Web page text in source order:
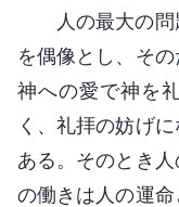
人の最大の
を偶像とし、そ
神への愛で神を
く、礼拝の妨げ
ある。そのとき
の働きは人の運